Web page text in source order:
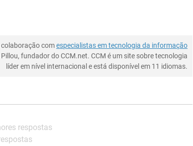
comespecialistas em tecnologia da informação
fundador do CCM.net. CCM é um site sobre tecnologia
líder em nível internacional e está disponível em 11 idiomas.
respostas